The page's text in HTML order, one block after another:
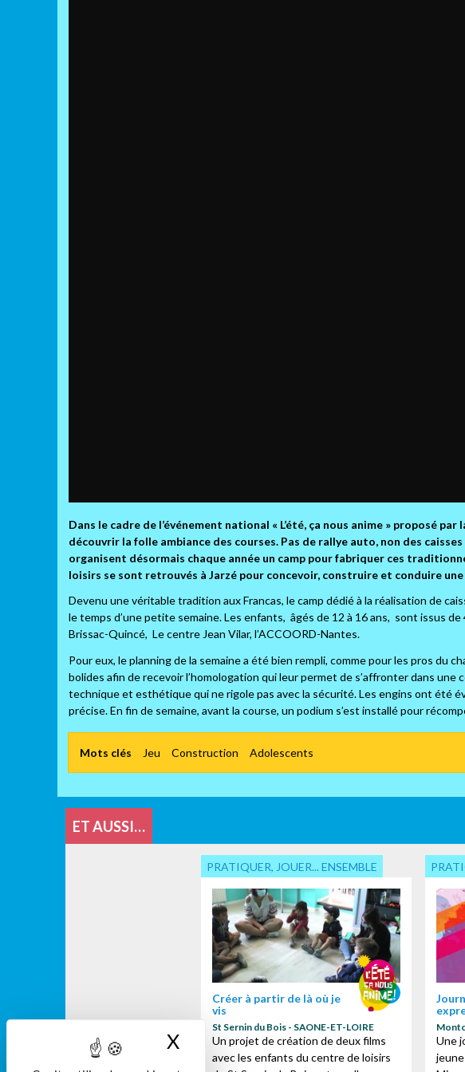
Dans le cadre de l’événement national « L’été, ça nous anime » proposé
découvrir la folle ambiance des courses. Pas de rallye auto, non des
organisent désormais chaque année un camp pour fabriquer ces
loisirs se sont retrouvés à Jarzé pour concevoir, construire et conduire
Devenu une véritable tradition aux Francas, le camp dédié à la réalisation de
le temps d’une petite semaine. Les enfants, âgés de 12 à 16 ans, sont issus
Brissac-Quincé, Le centre Jean Vilar, l’ACCOORD-Nantes.
Pour eux, le planning de la semaine a été bien rempli, comme pour les pros du
bolides afin de recevoir l’homologation qui leur permet de s’affronter dans une
technique et esthétique qui ne rigole pas avec la sécurité. Les engins ont été
précise. En fin de semaine, avant la course, un podium s’est installé pour
Mots clés Jeu Construction Adolescents
ET AUSSI…
PRATIQUER, JOUER... ENSEMBLE
Créer à partir de là où je
vis
St Sernin du Bois - SAONE-ET-LOIRE
Un projet de création de deux films
avec les enfants du centre de loisirs
Une
X Masquer le bandeau des cookies